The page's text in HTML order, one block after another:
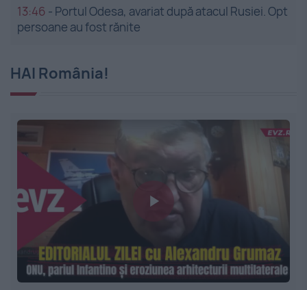
13:46 - Portul Odesa, avariat după atacul Rusiei. Opt
persoane au fost rănite
HAI România!